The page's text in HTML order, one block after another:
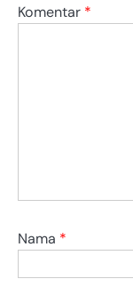
Komentar *
Nama *